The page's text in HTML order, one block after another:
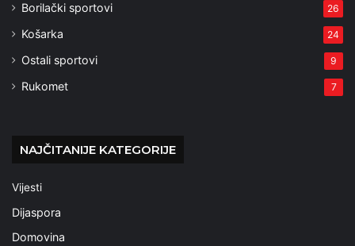
Borilački sportovi 26
Košarka 24
Ostali sportovi 9
Rukomet 7
NAJČITANIJE KATEGORIJE
Vijesti
Dijaspora
Domovina